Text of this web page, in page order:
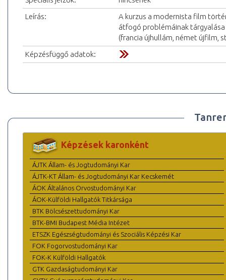
Leírás:
A kurzus a modernista film
átfogó problémáinak
(francia újhullám, német újfilm,
Képzésfüggő adatok:
Képzések karonként
ÁJTK Állam- és Jogtudományi Kar
ÁJTK-KT Állam- és Jogtudományi Kar Kecskemét
ÁOK Általános Orvostudományi Kar
ÁOK-Külföldi Hallgatók Titkársága
BTK Bölcsészettudományi Kar
BTK-BMI Budapest Média Intézet
ETSZK Egészségtudományi és Szociális Képzési Kar
FOK Fogorvostudományi Kar
FOK-K Külföldi Hallgatók
GTK Gazdaságtudományi Kar